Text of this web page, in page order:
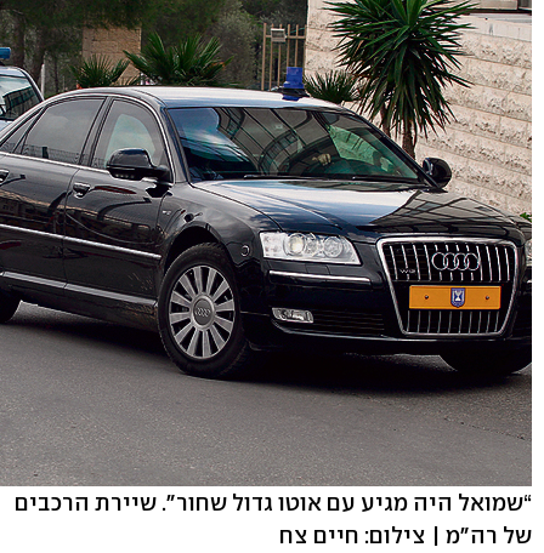
“שמואל היה מגיע עם אוטו גדול שחור". שיירת הרכבים
של רה"מ | צילום: חיים צח